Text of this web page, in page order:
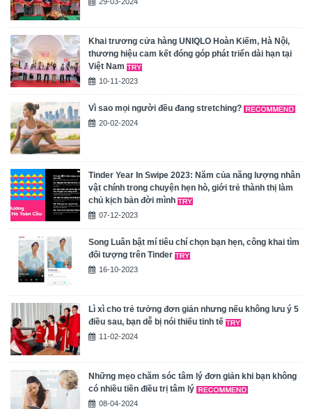
29-03-2024
Khai trương cửa hàng UNIQLO Hoàn Kiếm, Hà Nội,
thương hiệu cam kết đóng góp phát triển dài hạn tại
Việt Nam
10-11-2023
Vì sao mọi người đều đang stretching?
20-02-2024
Tinder Year In Swipe 2023: Năm của năng lượng nhân
vật chính trong chuyện hẹn hò, giới trẻ thành thị làm
chủ kịch bản đời mình
07-12-2023
Song Luân bật mí tiêu chí chọn bạn hẹn, công khai tìm
đối tượng trên Tinder
16-10-2023
Lì xì cho trẻ tưởng đơn giản nhưng nếu không lưu ý 5
điều sau, bạn dễ bị nói thiếu tinh tế
11-02-2024
Những mẹo chăm sóc tâm lý đơn giản khi bạn không
có nhiều tiền điều trị tâm lý
08-04-2024